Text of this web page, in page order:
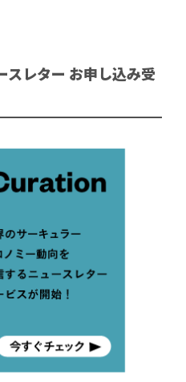
スレター お申し込み受